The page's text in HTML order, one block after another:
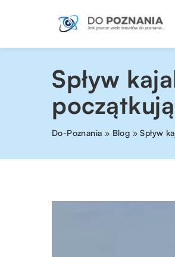
Spływ
Do-Poznania » Blog »Spływ